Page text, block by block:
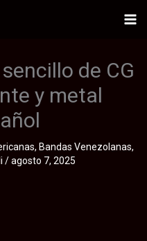
de CG
y metal
, Bandas Venezolanas,
/agosto 7, 2025